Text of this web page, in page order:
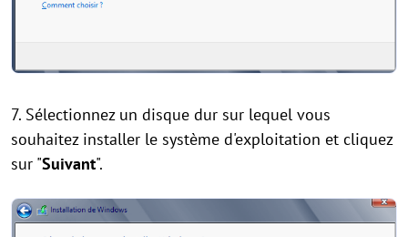
7. Sélectionnez un disque dur sur lequel vous
souhaitez installer le système d'exploitation et cliquez
sur "Suivant".